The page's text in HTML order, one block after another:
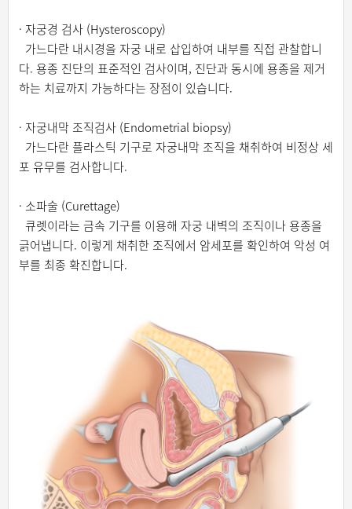
· 자궁경 검사 (Hysteroscopy)
가느다란 내시경을 자궁 내로 삽입하여 내부를 직접 관찰합니
다. 용종 진단의 표준적인 검사이며, 진단과 동시에 용종을 제거
하는 치료까지 가능하다는 장점이 있습니다.
· 자궁내막 조직검사 (Endometrial biopsy)
가느다란 플라스틱 기구로 자궁내막 조직을 채취하여 비정상 세
포 유무를 검사합니다.
· 소파술 (Curettage)
큐렛이라는 금속 기구를 이용해 자궁 내벽의 조직이나 용종을
긁어냅니다. 이렇게 채취한 조직에서 암세포를 확인하여 악성 여
부를 최종 확진합니다.